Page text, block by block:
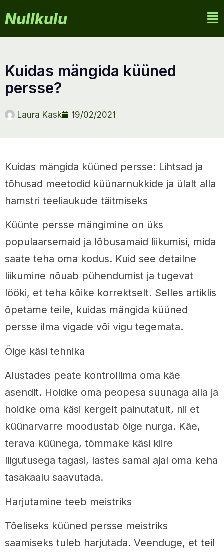
Nullkulu
kuidas mängida küüned
persse?
Laura Kask 19/02/2021
Kuidas mängida küüned persse: Lihtsad ja
tõhusad meetodid küünarnukkide ja ülalt alla
hamstri teeliaukude täitmiseks
Küünte persse mängimine on üks
populaarsemaid ja lõbusamaid liikumisi, mida
saate teha oma kodus. Kuid see detailne
liikumine nõuab pühendumist ja tugevat
lööki, et teha kõike korrektselt. Selles artiklis
õpetame teile, kuidas mängida küüned
persse ilma vigade või vigu tegemata.
Õige käsi tehnika
Alustades peate kontrollima oma käe
asendit. Hoidke oma peopesa suunaga alla ja
hoidke oma käsi kergelt painutatult, nii et
küünarvarre moodustab õige nurga. Käe,
terava küünega, tõmmake käsi kiire
liigutusega tagasi, lastes samal ajal oma keha
tasakaalu saavutada.
Harjutamine teeb meistriks
Tõeliseks küüned persse meistriks
saamiseks tuleb harjutada. Veenduge, et teil